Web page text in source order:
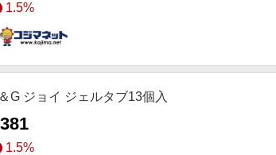
1.5%
G ジョイ ジェルタブ13個入
381
1.5%